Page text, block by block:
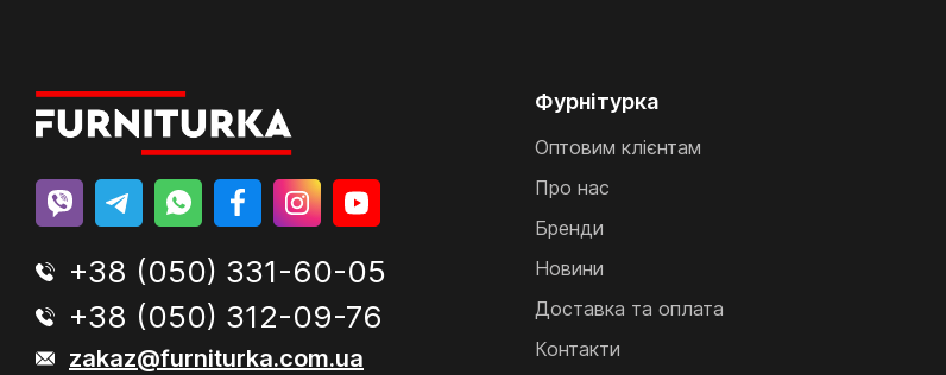
+38 (050) 331-60-05
+38 (050) 312-09-76
zakaz@furniturka.com.ua
Фурнітурка
Оптовим клієнтам
Про нас
Бренди
Новини
Доставка та оплата
Контакти